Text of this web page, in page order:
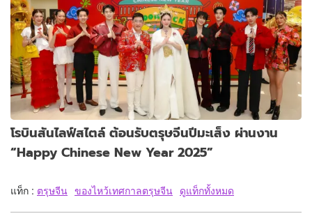
โรบินสันไลฟ์สไตล์ ต้อนรับตรุษจีนปีมะเส็ง ผ่านงาน
“Happy Chinese New Year 2025”
แท็ก : ตรุษจีน ของไหว้เทศกาลตรุษจีน ดูแท็กทั้งหมด